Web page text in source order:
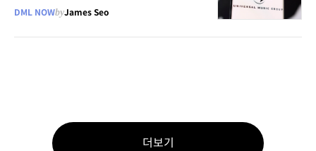
DML NOWbyJames Seo
더보기